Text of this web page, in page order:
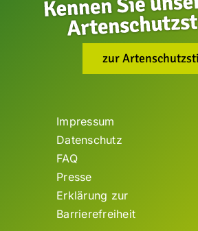
zur
Impressum
Datenschutz
FAQ
Presse
Erklärung zur
Barrierefreiheit